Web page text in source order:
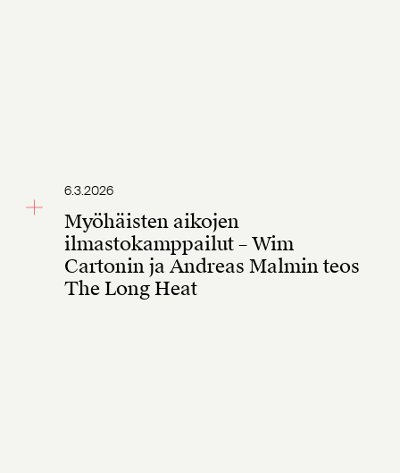
6.3.2026
Myöhäisten aikojen
ilmastokamppailut – Wim
Cartonin ja Andreas Malmin teos
The Long Heat